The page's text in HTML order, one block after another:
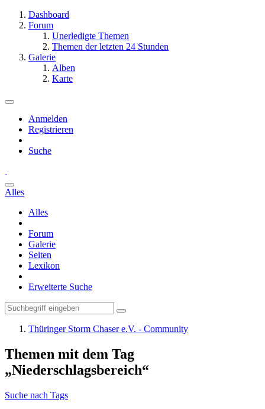
Dashboard
Forum
Unerledigte Themen
Themen der letzten 24 Stunden
Galerie
Alben
Karte
Anmelden
Registrieren
Suche
Alles
Alles
Forum
Galerie
Seiten
Lexikon
Erweiterte Suche
Thüringer Storm Chaser e.V. - Community
Themen mit dem Tag
„Niederschlagsbereich“
Suche nach Tags